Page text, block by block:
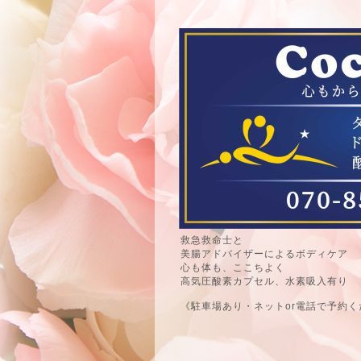
救急救命士と
美腸アドバイザーによるボディケア
心も体も、ここちよく
高気圧酸素カプセル、水素吸入有り
《駐車場あり・ネットor電話で予約